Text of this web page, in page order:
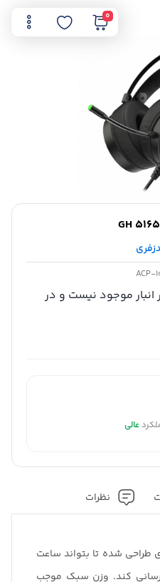
0
ACP-
موجود نیست و در
عالی
نظرات
شده تا بتواند ساعت
کند. وزن سبک موجب